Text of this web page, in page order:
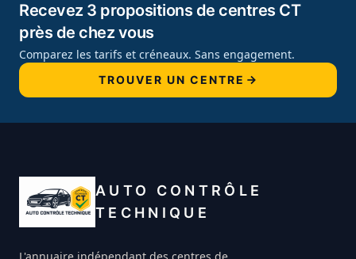
Recevez 3 propositions de centres CT
près de chez vous
Comparez les tarifs et créneaux. Sans engagement.
TROUVER UN CENTRE
AUTO CONTRÔLE
TECHNIQUE